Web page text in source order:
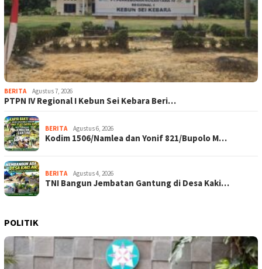
BERITA Agustus 7, 2026
PTPN IV Regional I Kebun Sei Kebara Beri…
BERITA Agustus 6, 2026
Kodim 1506/Namlea dan Yonif 821/Bupolo M…
BERITA Agustus 4, 2026
TNI Bangun Jembatan Gantung di Desa Kaki…
POLITIK